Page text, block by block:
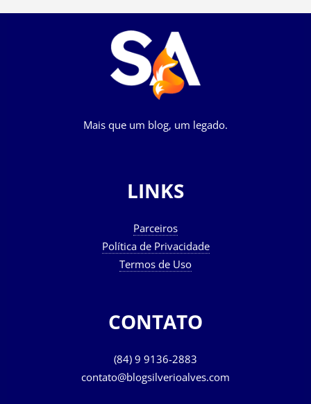
Mais que um blog, um legado.
LINKS
Parceiros
Política de Privacidade
Termos de Uso
CONTATO
(84) 9 9136-2883
contato@blogsilverioalves.com